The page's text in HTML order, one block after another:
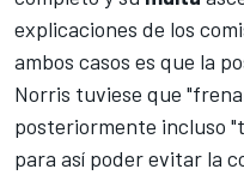
explicaciones de los
ambos casos es que la
Norris tuviese que
posteriormente incluso
para así poder evitar la